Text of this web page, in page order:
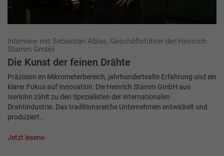
Interview mit Sebastian Ablas, Geschäftsführer der Heinrich
Stamm GmbH
Die Kunst der feinen Drähte
Präzision im Mikrometerbereich, jahrhundertealte Erfahrung und ein
klarer Fokus auf Innovation: Die Heinrich Stamm GmbH aus
Iserlohn zählt zu den Spezialisten der internationalen
Drahtindustrie. Das traditionsreiche Unternehmen entwickelt und
produziert…
Jetzt lesen